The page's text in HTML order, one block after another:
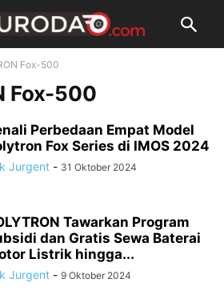
Fox-500
Fox-500
Perbedaan Empat Model
Fox Series di IMOS 2024
Jurgent - 31 Oktober 2024
Tawarkan Program
dan Gratis Sewa Baterai
Listrik hingga...
Jurgent - 9 Oktober 2024